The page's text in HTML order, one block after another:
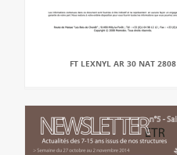
FT LEXNYL AR 30 NAT 2808